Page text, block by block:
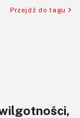
Przejdź do tagu